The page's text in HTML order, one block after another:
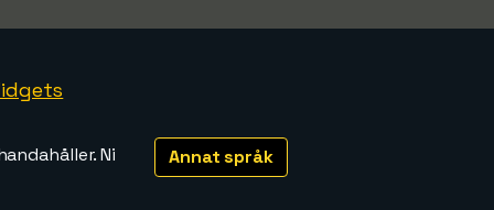
Annat språk
Ni